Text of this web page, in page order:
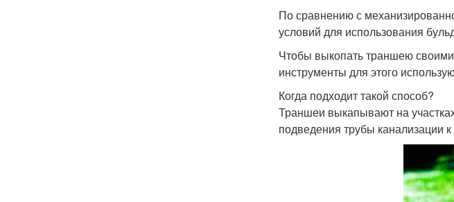
По сравнению с
условий для использования
Чтобы выкопать траншею своими
инструменты для этого
Когда подходит такой способ?
Траншеи выкапывают на
подведения трубы канализации к